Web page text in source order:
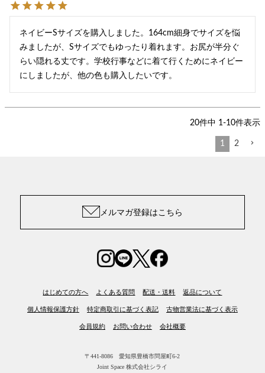
ネイビーSサイズを購入しました。164cm細身でサイズを悩
みましたが、Sサイズでもゆったり着れます。お尻が半分ぐ
らい隠れる丈です。学校行事などに着て行くためにネイビー
にしましたが、他の色も購入したいです。
20件中 1 -10件表示
1 2
メルマガ登録はこちら
はじめての方へ よくある質問 配送・送料 返品について
個人情報保護方針 特定商取引に基づく表記 古物営業法に基づく表示
会員規約 お問い合わせ 会社概要
〒441-8086 愛知県豊橋市問屋町6-2
Joint Space 株式会社シライ